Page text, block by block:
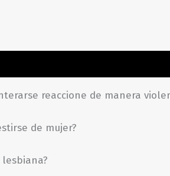
reaccione de manera
de mujer?